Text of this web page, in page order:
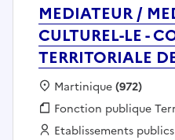
MEDIATEUR /
CULTUREL-LE -
TERRITORIALE
Localisation :
Martinique(972)
Fonction publique :
Fonction publique
Employeur :
Etablissements